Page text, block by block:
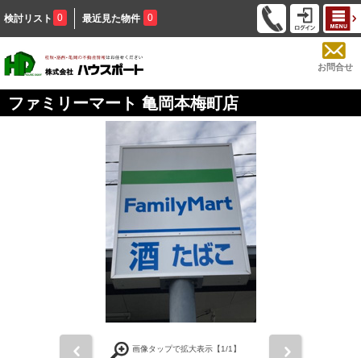
検討リスト 0 最近見た物件 0
お問合せ
ファミリーマート 亀岡本梅町店
画像タップで拡大表示【1/1】